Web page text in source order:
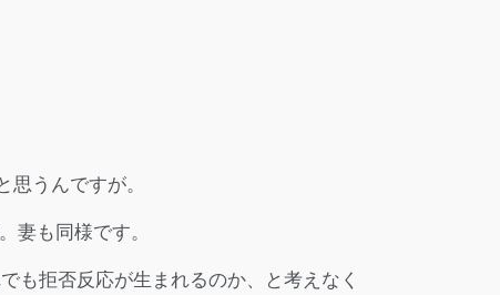
思うんですが。
妻も同様です。
も拒否反応が生まれるのか、と考えなく